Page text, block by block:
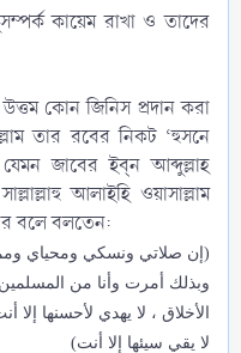
কায়েম রাখা ও তাদের
কোন জিনিস প্রদান করা
তার রবের নিকট ‘হুসনে
যেমন জাবের ইব্‌ন আব্দুল্লাহ
আলাইহি ওয়াসাল্লাম
বলে বলতেন:​
(إن صلاتي ونسكي ومحياي
وبذلك أمرت وأنا من
الأخلاق ، لا يهدي لأحسنها
لا يقي سيئها إلا أنت)